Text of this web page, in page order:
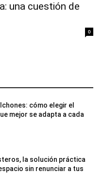
una cuestión de
0
cómo elegir el
mejor se adapta a cada
la solución práctica
sin renunciar a tus